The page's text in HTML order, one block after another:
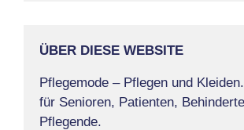
ÜBER DIESE WEBSITE
Pflegemode – Pflegen und
für Senioren, Patienten,
Pflegende.